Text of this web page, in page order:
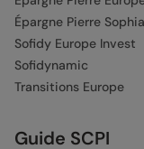
Épargne Pierre Sophia
Sofidy Europe Invest
Sofidynamic
Transitions Europe
Guide SCPI